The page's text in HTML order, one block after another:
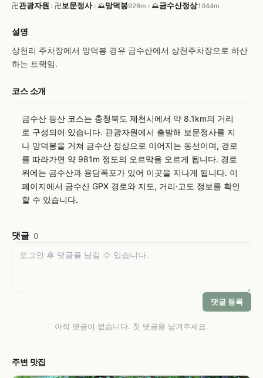
卍관광자원 › 卍 보문정사› ⛰망덕봉926m › ⛰금수산정상1044m
설명
상천리 주차장에서 망덕봉 경유 금수산에서 상천주차장으로 하산
하는 트랙임.
코스 소개
금수산 등산 코스는 충청북도 제천시에서 약 8.1km의 거리
로 구성되어 있습니다. 관광자원에서 출발해 보문정사를 지
나 망덕봉을 거쳐 금수산 정상으로 이어지는 동선이며, 경로
를 따라가면 약 981m 정도의 오르막을 오르게 됩니다. 경로
위에는 금수산과 용담폭포가 있어 이곳을 지나게 됩니다. 이
페이지에서 금수산 GPX 경로와 지도, 거리·고도 정보를 확인
할 수 있습니다.
댓글 0
댓글 등록
아직 댓글이 없습니다. 첫 댓글을 남겨주세요.
주변 맛집